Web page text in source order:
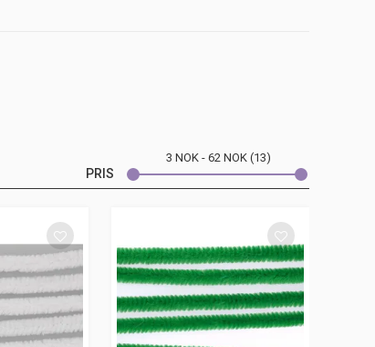
PRIS
3 NOK 62 NOK 13